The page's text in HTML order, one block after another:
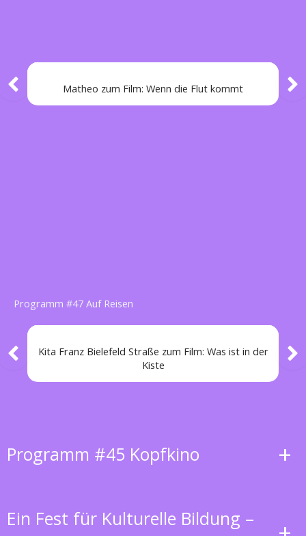
Matheo zum Film: Wenn die Flut kommt
Programm #47 Auf Reisen
Kita Franz Bielefeld Straße zum Film: Was ist in der
Kiste
Programm #45 Kopfkino +
Ein Fest für Kulturelle Bildung –